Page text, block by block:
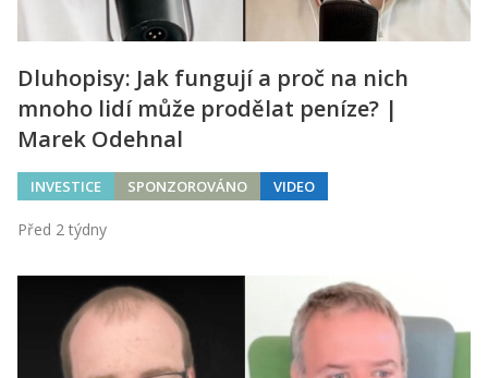
Dluhopisy: Jak fungují a proč na nich
mnoho lidí může prodělat peníze? |
Marek Odehnal
INVESTICE SPONZOROVÁNO VIDEO
Před 2 týdny